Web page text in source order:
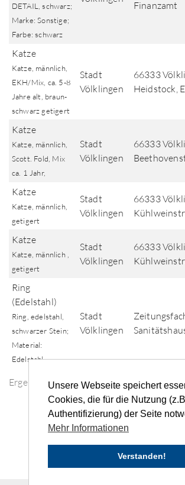
Unsere Webseite speichert
Cookies, die für die Nutzung
Authentifizierung) der Seite
Mehr Informationen
Verstanden!
Ergebnisse der Fundsuche
DETAIL, schwarz;
Marke: Sonstige;
Farbe: schwarz
Finanzamt
Katze
Katze, männlich,
EKH/Mix, ca. 5-8
Jahre alt, braun-
schwarz getigert
Stadt
Völklingen
66333
Heidstock,
Katze
Katze, männlich,
Scott. Fold, Mix
ca. 1 Jahr,
Stadt
Völklingen
66333
Katze
Katze, männlich,
getigert
Stadt
Völklingen
66333
Katze
Katze, männlich ,
getigert
Stadt
Völklingen
66333
Ring
(Edelstahl)
Ring, edelstahl,
schwarzer Stein;
Material:
Edelstahl
Stadt
Völklingen
« ‹ ... 4 5 6 7